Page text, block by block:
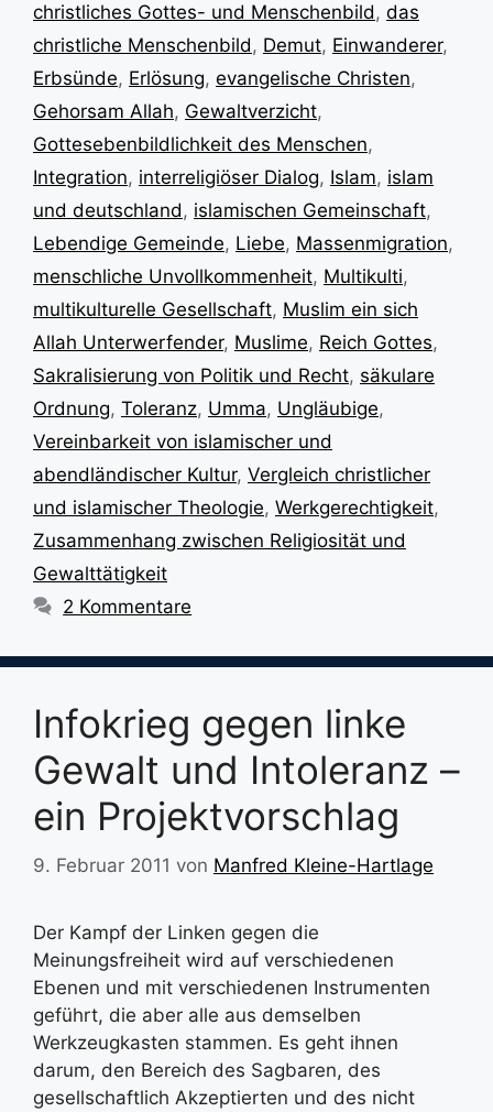
christliches Gottes- und Menschenbild, das
christliche Menschenbild, Demut, Einwanderer,
Erbsünde, Erlösung, evangelische Christen,
Gehorsam Allah, Gewaltverzicht,
Gottesebenbildlichkeit des Menschen,
Integration, interreligiöser Dialog, Islam, islam
und deutschland, islamischen Gemeinschaft,
Lebendige Gemeinde, Liebe, Massenmigration,
menschliche Unvollkommenheit, Multikulti,
multikulturelle Gesellschaft, Muslim ein sich
Allah Unterwerfender, Muslime, Reich Gottes,
Sakralisierung von Politik und Recht, säkulare
Ordnung, Toleranz, Umma, Ungläubige,
Vereinbarkeit von islamischer und
abendländischer Kultur, Vergleich christlicher
und islamischer Theologie, Werkgerechtigkeit,
Zusammenhang zwischen Religiosität und
Gewalttätigkeit
2 Kommentare
Infokrieg gegen linke
Gewalt und Intoleranz –
ein Projektvorschlag
9. Februar 2011 von Manfred Kleine-Hartlage
Der Kampf der Linken gegen die
Meinungsfreiheit wird auf verschiedenen
Ebenen und mit verschiedenen Instrumenten
geführt, die aber alle aus demselben
Werkzeugkasten stammen. Es geht ihnen
darum, den Bereich des Sagbaren, des
gesellschaftlich Akzeptierten und des nicht